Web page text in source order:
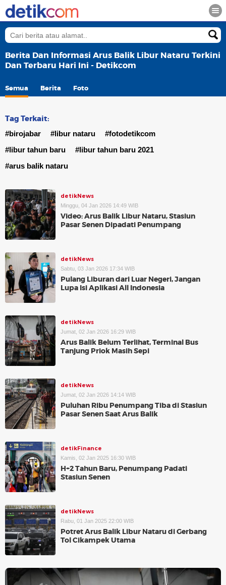
Berita Dan Informasi Arus Balik Libur Nataru Terkini
Dan Terbaru Hari Ini - Detikcom
Semua Berita Foto
Tag Terkait:
#birojabar #libur nataru
#fotodetikcom
#libur tahun baru
#libur tahun baru 2021
#arus balik nataru
detikNews
Minggu, 04 Jan 2026 14:49 WIB
Video: Arus Balik Libur Nataru, Stasiun
Pasar Senen Dipadati Penumpang
detikNews
Sabtu, 03 Jan 2026 17:34 WIB
Pulang Liburan dari Luar Negeri, Jangan
Lupa Isi Aplikasi All Indonesia
detikNews
Jumat, 02 Jan 2026 16:29 WIB
Arus Balik Belum Terlihat, Terminal Bus
Tanjung Priok Masih Sepi
detikNews
Jumat, 02 Jan 2026 14:14 WIB
Puluhan Ribu Penumpang Tiba di Stasiun
Pasar Senen Saat Arus Balik
detikFinance
Kamis, 02 Jan 2025 16:30 WIB
H+2 Tahun Baru, Penumpang Padati
Stasiun Senen
detikNews
Rabu, 01 Jan 2025 22:00 WIB
Potret Arus Balik Libur Nataru di Gerbang
Tol Cikampek Utama